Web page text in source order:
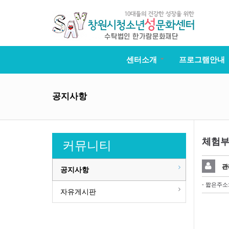
센터소개 프로그램안내
공지사항
커뮤니티
공지사항
자유게시판
체험
관
- 짧은주소: